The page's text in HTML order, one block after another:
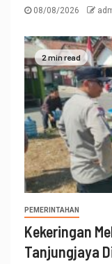
08/08/2026
2 min read
PEMERINTAHAN
Kekeringan
Tanjungjaya